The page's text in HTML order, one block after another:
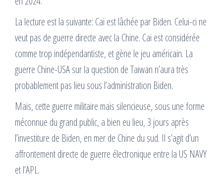
La lecture est la suivante: Cai est lâchée par Biden. Celui-ci ne
veut pas de guerre directe avec la Chine. Cai est considérée
comme trop indépendantiste, et gène le jeu américain. La
guerre Chine-USA sur la question de Taiwan n’aura très
probablement pas lieu sous l’administration Biden.
Mais, cette guerre militaire mais silencieuse, sous une forme
méconnue du grand public, a bien eu lieu, 3 jours après
l’investiture de Biden, en mer de Chine du sud. Il s’agit d’un
affrontement directe de guerre électronique entre la US NAVY
et l’APL.